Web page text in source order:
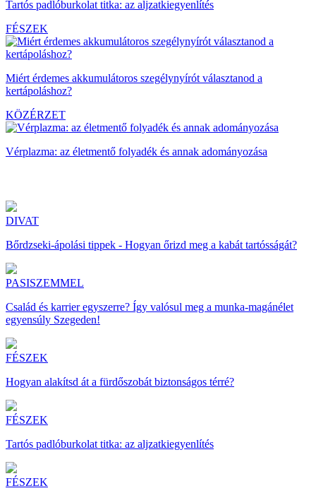
Tartós padlóburkolat titka: az aljzatkiegyenlítés
FÉSZEK
Miért érdemes akkumulátoros szegélynyírót választanod a
kertápoláshoz?
KÖZÉRZET
Vérplazma: az életmentő folyadék és annak adományozása
DIVAT
Bőrdzseki-ápolási tippek - Hogyan őrizd meg a kabát tartósságát?
PASISZEMMEL
Család és karrier egyszerre? Így valósul meg a munka-magánélet
egyensúly Szegeden!
FÉSZEK
Hogyan alakítsd át a fürdőszobát biztonságos térré?
FÉSZEK
Tartós padlóburkolat titka: az aljzatkiegyenlítés
FÉSZEK